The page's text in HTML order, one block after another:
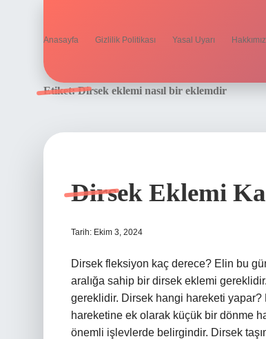
Anasayfa Gizlilik Politikası Yasal Uyarı
Etiket:Dirsek eklemi nasıl bir eklemdir
Dirsek Eklemi
Tarih: Ekim 3, 2024
Dirsek fleksiyon kaç derece? Elin bu
aralığa sahip bir dirsek eklemi
gereklidir. Dirsek hangi hareketi
hareketine ek olarak küçük bir dönme
önemli işlevlerde belirgindir. Dirsek